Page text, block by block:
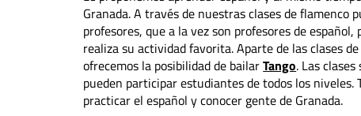
Granada. A través de nuestras clases de
profesores, que a la vez son profesores de
realiza su actividad favorita. Aparte de las clases
ofrecemos la posibilidad de bailarTango. Las
pueden participar estudiantes de todos los niveles.
practicar el español y conocer gente de Granada.